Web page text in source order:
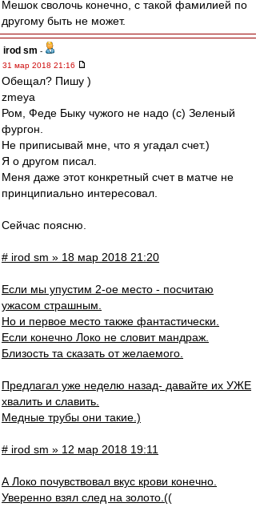
Мешок сволочь конечно, с такой фамилией по
другому быть не может.
irod sm -
31 мар 2018 21:16
Обещал? Пишу )
zmeya
Ром, Феде Быку чужого не надо (с) Зеленый
фургон.
Не приписывай мне, что я угадал счет.)
Я о другом писал.
Меня даже этот конкретный счет в матче не
принципиально интересовал.
Сейчас поясню.
# irod sm » 18 мар 2018 21:20
Если мы упустим 2-ое место - посчитаю
ужасом страшным.
Но и первое место также фантастически.
Если конечно Локо не словит мандраж.
Близость та сказать от желаемого.
Предлагал уже неделю назад- давайте их УЖЕ
хвалить и славить.
Медные трубы они такие.)
# irod sm » 12 мар 2018 19:11
А Локо почувствовал вкус крови конечно.
Уверенно взял след на золото.((